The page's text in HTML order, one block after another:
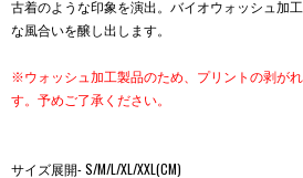
古着のような印象を演出。バイオウォッシュ加
な風合いを醸し出します。
※ウォッシュ加工製品のため、プリントの剥が
す。予めご了承ください。
サイズ展開- S/M/L/XL/XXL(CM)